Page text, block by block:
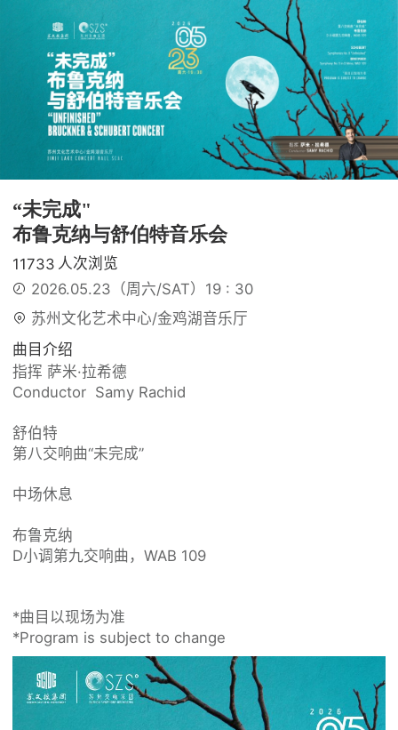
“未完成"
布鲁克纳与舒伯特音乐会
11733 人次浏览
2026.05.23（周六/SAT）19 : 30
苏州文化艺术中心/金鸡湖音乐厅
曲目介绍
指挥 萨米·拉希德
Conductor  Samy Rachid
舒伯特
第八交响曲“未完成”
中场休息
布鲁克纳
D小调第九交响曲，WAB 109
*曲目以现场为准
*Program is subject to change